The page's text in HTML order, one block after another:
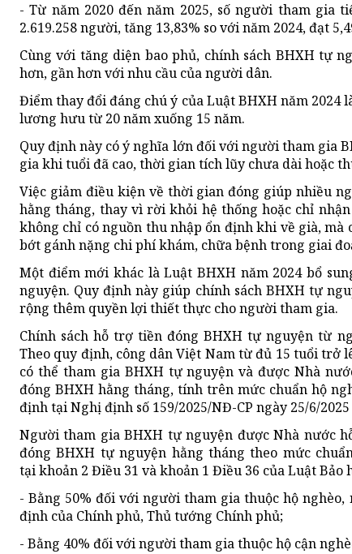
- Từ năm 2020 đến năm 2025, số người tham gia
2.619.258 người, tăng 13,83% so với năm 2024, đạt
Cùng với tăng diện bao phủ, chính sách BHXH tự
hơn, gần hơn với nhu cầu của người dân.
Điểm thay đổi đáng chú ý của Luật BHXH năm
lương hưu từ 20 năm xuống 15 năm.
Quy định này có ý nghĩa lớn đối với người tham gia
gia khi tuổi đã cao, thời gian tích lũy chưa dài hoặc
Việc giảm điều kiện về thời gian đóng giúp nhiều
hằng tháng, thay vì rời khỏi hệ thống hoặc chỉ
không chỉ có nguồn thu nhập ổn định khi về già,
bớt gánh nặng chi phí khám, chữa bệnh trong giai
Một điểm mới khác là Luật BHXH năm 2024 bổ
nguyện. Quy định này giúp chính sách BHXH tự
rộng thêm quyền lợi thiết thực cho người tham gia.
Chính sách hỗ trợ tiền đóng BHXH tự nguyện từ
Theo quy định, công dân Việt Nam từ đủ 15 tuổi trở
có thể tham gia BHXH tự nguyện và được Nhà
đóng BHXH hằng tháng, tính trên mức chuẩn hộ
định tại Nghị định số 159/2025/NĐ-CP ngày 25/6/
Người tham gia BHXH tự nguyện được Nhà nước
đóng BHXH tự nguyện hằng tháng theo mức
tại khoản 2 Điều 31 và khoản 1 Điều 36 của Luật Bảo
- Bằng 50% đối với người tham gia thuộc hộ
định của Chính phủ, Thủ tướng Chính phủ;
- Bằng 40% đối với người tham gia thuộc hộ cận